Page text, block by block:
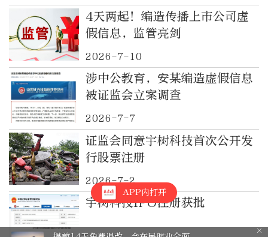
4天两起！编造传播上市公司虚
假信息，监管亮剑
2026-7-10
涉中公教育，安某编造虚假信息
被证监会立案调查
2026-7-7
证监会同意宇树科技首次公开发
行股票注册
2026-7-2
宇树科技IPO注册获批
APP内打开